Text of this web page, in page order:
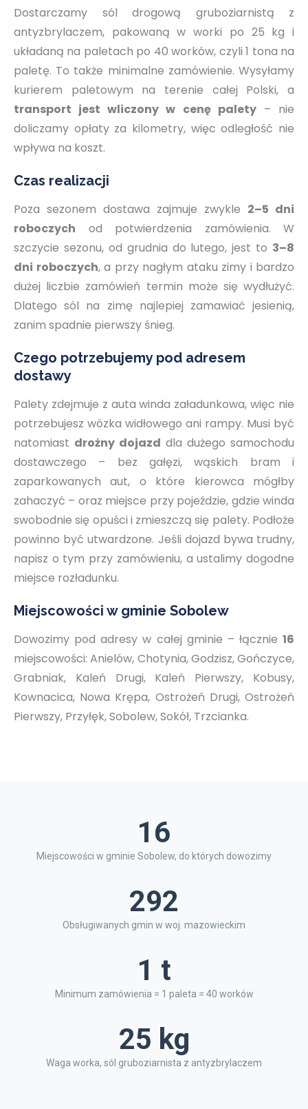
Dostarczamy sól drogową gruboziarnistą z
antyzbrylaczem, pakowaną w worki po 25 kg i
układaną na paletach po 40 worków, czyli 1 tona na
paletę. To także minimalne zamówienie. Wysyłamy
kurierem paletowym na terenie całej Polski, a
transport jest wliczony w cenę palety– nie
doliczamy opłaty za kilometry, więc odległość nie
wpływa na koszt.
Czas realizacji
Poza sezonem dostawa zajmuje zwykle 2–5 dni
roboczych od potwierdzenia zamówienia. W
szczycie sezonu, od grudnia do lutego, jest to 3–8
dni roboczych, a przy nagłym ataku zimy i bardzo
dużej liczbie zamówień termin może się wydłużyć.
Dlatego sól na zimę najlepiej zamawiać jesienią,
zanim spadnie pierwszy śnieg.
Czego potrzebujemy pod adresem
dostawy
Palety zdejmuje z auta winda załadunkowa, więc nie
potrzebujesz wózka widłowego ani rampy. Musi być
natomiast drożny dojazd dla dużego samochodu
dostawczego – bez gałęzi, wąskich bram i
zaparkowanych aut, o które kierowca mógłby
zahaczyć – oraz miejsce przy pojeździe, gdzie winda
swobodnie się opuści i zmieszczą się palety. Podłoże
powinno być utwardzone. Jeśli dojazd bywa trudny,
napisz o tym przy zamówieniu, a ustalimy dogodne
miejsce rozładunku.
Miejscowości w gminie Sobolew
Dowozimy pod adresy w całej gminie – łącznie 16
miejscowości: Anielów, Chotynia, Godzisz, Gończyce,
Grabniak, Kaleń Drugi, Kaleń Pierwszy, Kobusy,
Kownacica, Nowa Krępa, Ostrożeń Drugi, Ostrożeń
Pierwszy, Przyłęk, Sobolew, Sokół, Trzcianka.
16
Miejscowości w gminie Sobolew, do których dowozimy
292
Obsługiwanych gmin w woj. mazowieckim
1 t
Minimum zamówienia = 1 paleta = 40 worków
25 kg
Waga worka, sól gruboziarnista z antyzbrylaczem